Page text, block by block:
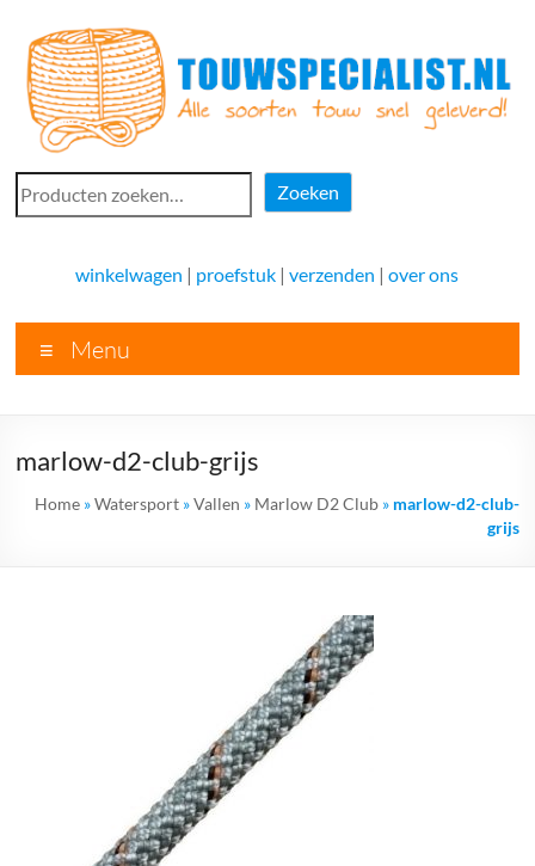
naar
inhoud
Touwspecialist.nl
voor
vele
soorten
goed
advies!
Zoeken
Zoeken
winkelwagen | proefstuk |verzenden |over ons
Menu
marlow-d2-club-grijs
Home»Watersport»Vallen » Marlow D2 Club» marlow-d2-club-
grijs